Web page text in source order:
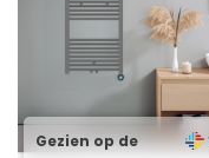
Gezien op de